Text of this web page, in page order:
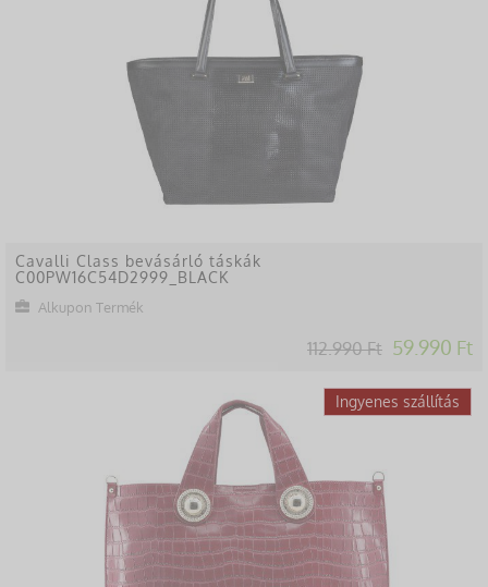
Cavalli Class bevásárló táskák
C00PW16C54D2999_BLACK
Alkupon Termék
112.990 Ft 59.990 Ft
Lekésted
Ingyenes szállítás